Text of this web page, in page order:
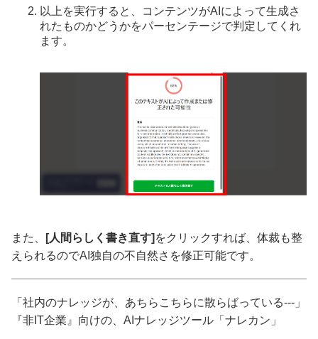
以上を実行すると、コンテンツがAIによって生成さ
れたものかどうかをパーセンテージで判定してくれ
ます。
また、 [人間らしく書き直す] をクリックすれば、体裁も整
えられるのでAI独自の不自然さを修正可能です。
「社内のナレッジが、あちらこちらに散らばっている---」
『非IT企業』向けの、AIナレッジツール「ナレカン」